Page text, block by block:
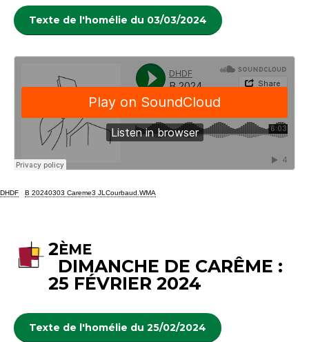
Texte de l'homélie du 03/03/2024
DHDF · B 20240303 Careme3 JLCourbaud.WMA
2ÈME
DIMANCHE DE CARÊME :
25 FÉVRIER 2024
Texte de l'homélie du 25/02/2024